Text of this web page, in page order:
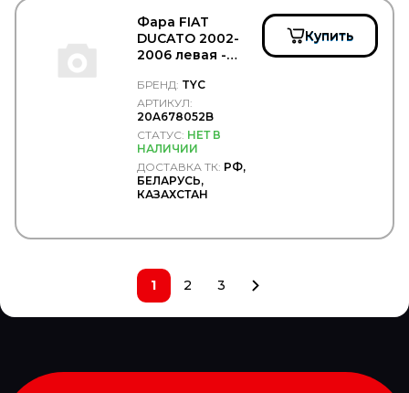
Фара FIAT
DUCATO 2002-
2006 левая -
БРЕНД: TYC
АРТИКУЛ:
20A678052B
СТАТУС: НЕТ В
НАЛИЧИИ
ДОСТАВКА ТК: РФ,
БЕЛАРУСЬ,
КАЗАХСТАН
Купить
1 2 3